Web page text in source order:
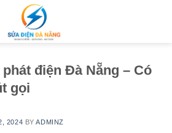
điện Đà Nẵng – Có
gọi
2024 BYADMINZ